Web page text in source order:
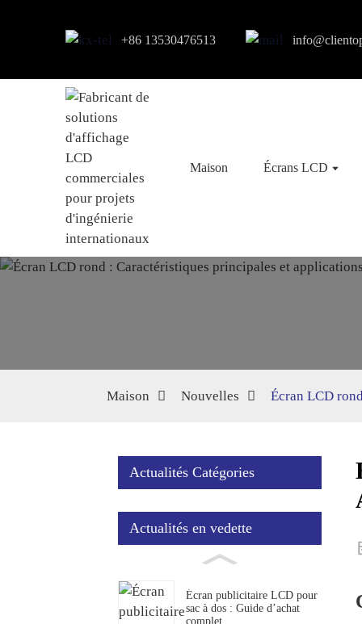
+86 13530476513
Maison Écrans LCD
Maison Nouvelles Écran LCD
Actualités Catégories
Actualités en vedette
Écran publicitaire LCD pour
sac à dos : Guide d’achat
complet